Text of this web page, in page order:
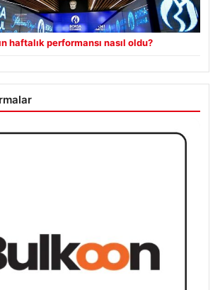
haftalık performansı nasıl oldu?